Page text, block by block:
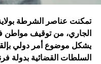
يشكل موضوع أمر دولي
السلطات القضائية بدولة